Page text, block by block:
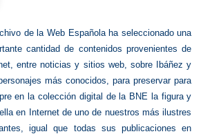
de la Web Española ha seleccionado una
cantidad de contenidos provenientes de
entre noticias y sitios web, sobre Ibáñez y
más conocidos, para preservar para
en la colección digital de la BNE la figura y
en Internet de uno de nuestros más ilustres
igual que todas sus publicaciones en